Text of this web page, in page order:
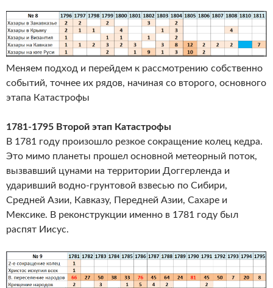
Меняем подход и перейдем к рассмотрению собственно
событий, точнее их рядов, начиная со второго, основного
этапа Катастрофы
1781-1795 Второй этап Катастрофы
В 1781 году произошло резкое сокращение колец кедра.
Это мимо планеты прошел основной метеорный поток,
вызвавший цунами на территории Доггерленда и
ударивший водно-грунтовой взвесью по Сибири,
Средней Азии, Кавказу, Передней Азии, Сахаре и
Мексике. В реконструкции именно в 1781 году был
распят Иисус.